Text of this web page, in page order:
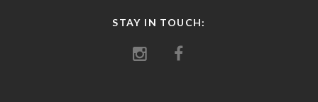
STAY IN TOUCH: